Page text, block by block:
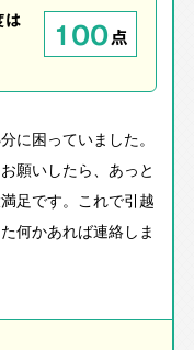
は
100点
に困っていました。
願いしたら、あっと
足です。これで引越
何かあれば連絡しま